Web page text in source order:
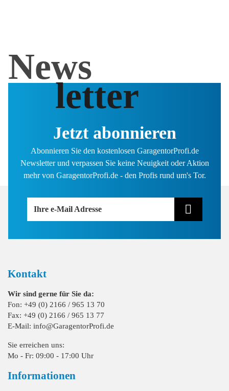
News
letter
Jetzt abonnieren
Abonnieren Sie den kostenlosen GaragentorProfi.de
Newsletter und verpassen Sie keine Neuigkeit oder Aktion
mehr von GaragentorProfi.de - den Profis rund um's Tor.
Ihre e-Mail Adresse
Kontakt
Wir sind gerne für Sie da:
Fon: +49 (0) 2166 / 965 13 70
Fax: +49 (0) 2166 / 965 13 77
E-Mail: info@GaragentorProfi.de
Sie erreichen uns:
Mo - Fr: 09:00 - 17:00 Uhr
Informationen